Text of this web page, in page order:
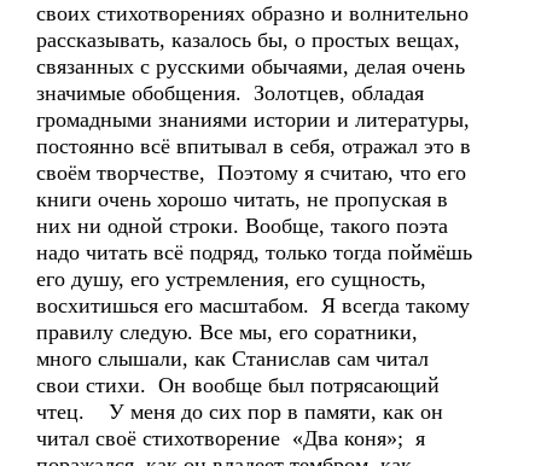
своих стихотворениях образно и волнительно
рассказывать, казалось бы, о простых вещах,
связанных с русскими обычаями, делая очень
значимые обобщения. Золотцев, обладая
громадными знаниями истории и литературы,
постоянно всё впитывал в себя, отражал это в
своём творчестве, Поэтому я считаю, что его
книги очень хорошо читать, не пропуская в
них ни одной строки. Вообще, такого поэта
надо читать всё подряд, только тогда поймёшь
его душу, его устремления, его сущность,
восхитишься его масштабом. Я всегда такому
правилу следую. Все мы, его соратники,
много слышали, как Станислав сам читал
свои стихи. Он вообще был потрясающий
чтец. У меня до сих пор в памяти, как он
читал своё стихотворение «Два коня»; я